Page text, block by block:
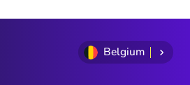
Belgium